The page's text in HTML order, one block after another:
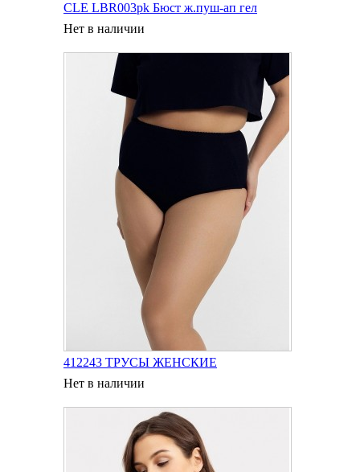
CLE LBR003pk Бюст ж.пуш-ап гел
Нет в наличии
412243 ТРУСЫ ЖЕНСКИЕ
Нет в наличии